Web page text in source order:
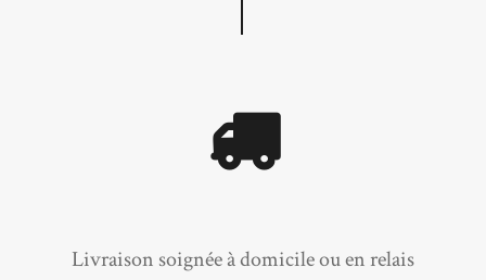
Livraison soignée à domicile ou en relais